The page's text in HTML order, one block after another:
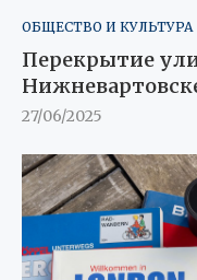
ОБЩЕСТВО И КУЛЬТУРА
Перекрытие
27/06/2025